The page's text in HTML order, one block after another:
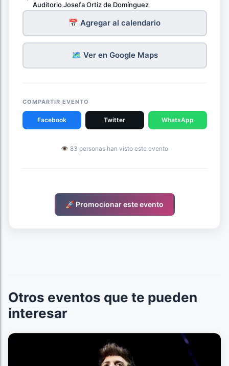
Auditorio Josefa Ortiz de Domínguez
📅 Agregar al calendario
🗺️ Ver en Google Maps
COMPARTIR EVENTO
Facebook Twitter WhatsApp
👁 83 personas han visto este evento
🚀 Promocionar este evento
Otros eventos que te pueden
interesar